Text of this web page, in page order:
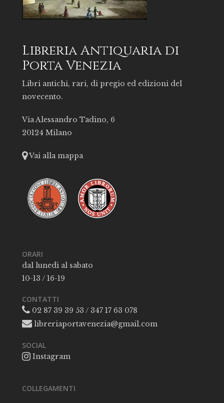
Libreria Antiquaria di
Porta Venezia
Libri antichi, rari, di pregio ed edizioni del
novecento.
Via Alessandro Tadino, 6
20124 Milano
Vai alla mappa
ORARI
dal lunedì al sabato
10-13 / 16-19
CONTATTI
02 87 39 39 53 / 347 17 63 078
libreriaportavenezia@gmail.com
SOCIAL
Instagram
COLLEGAMENTI